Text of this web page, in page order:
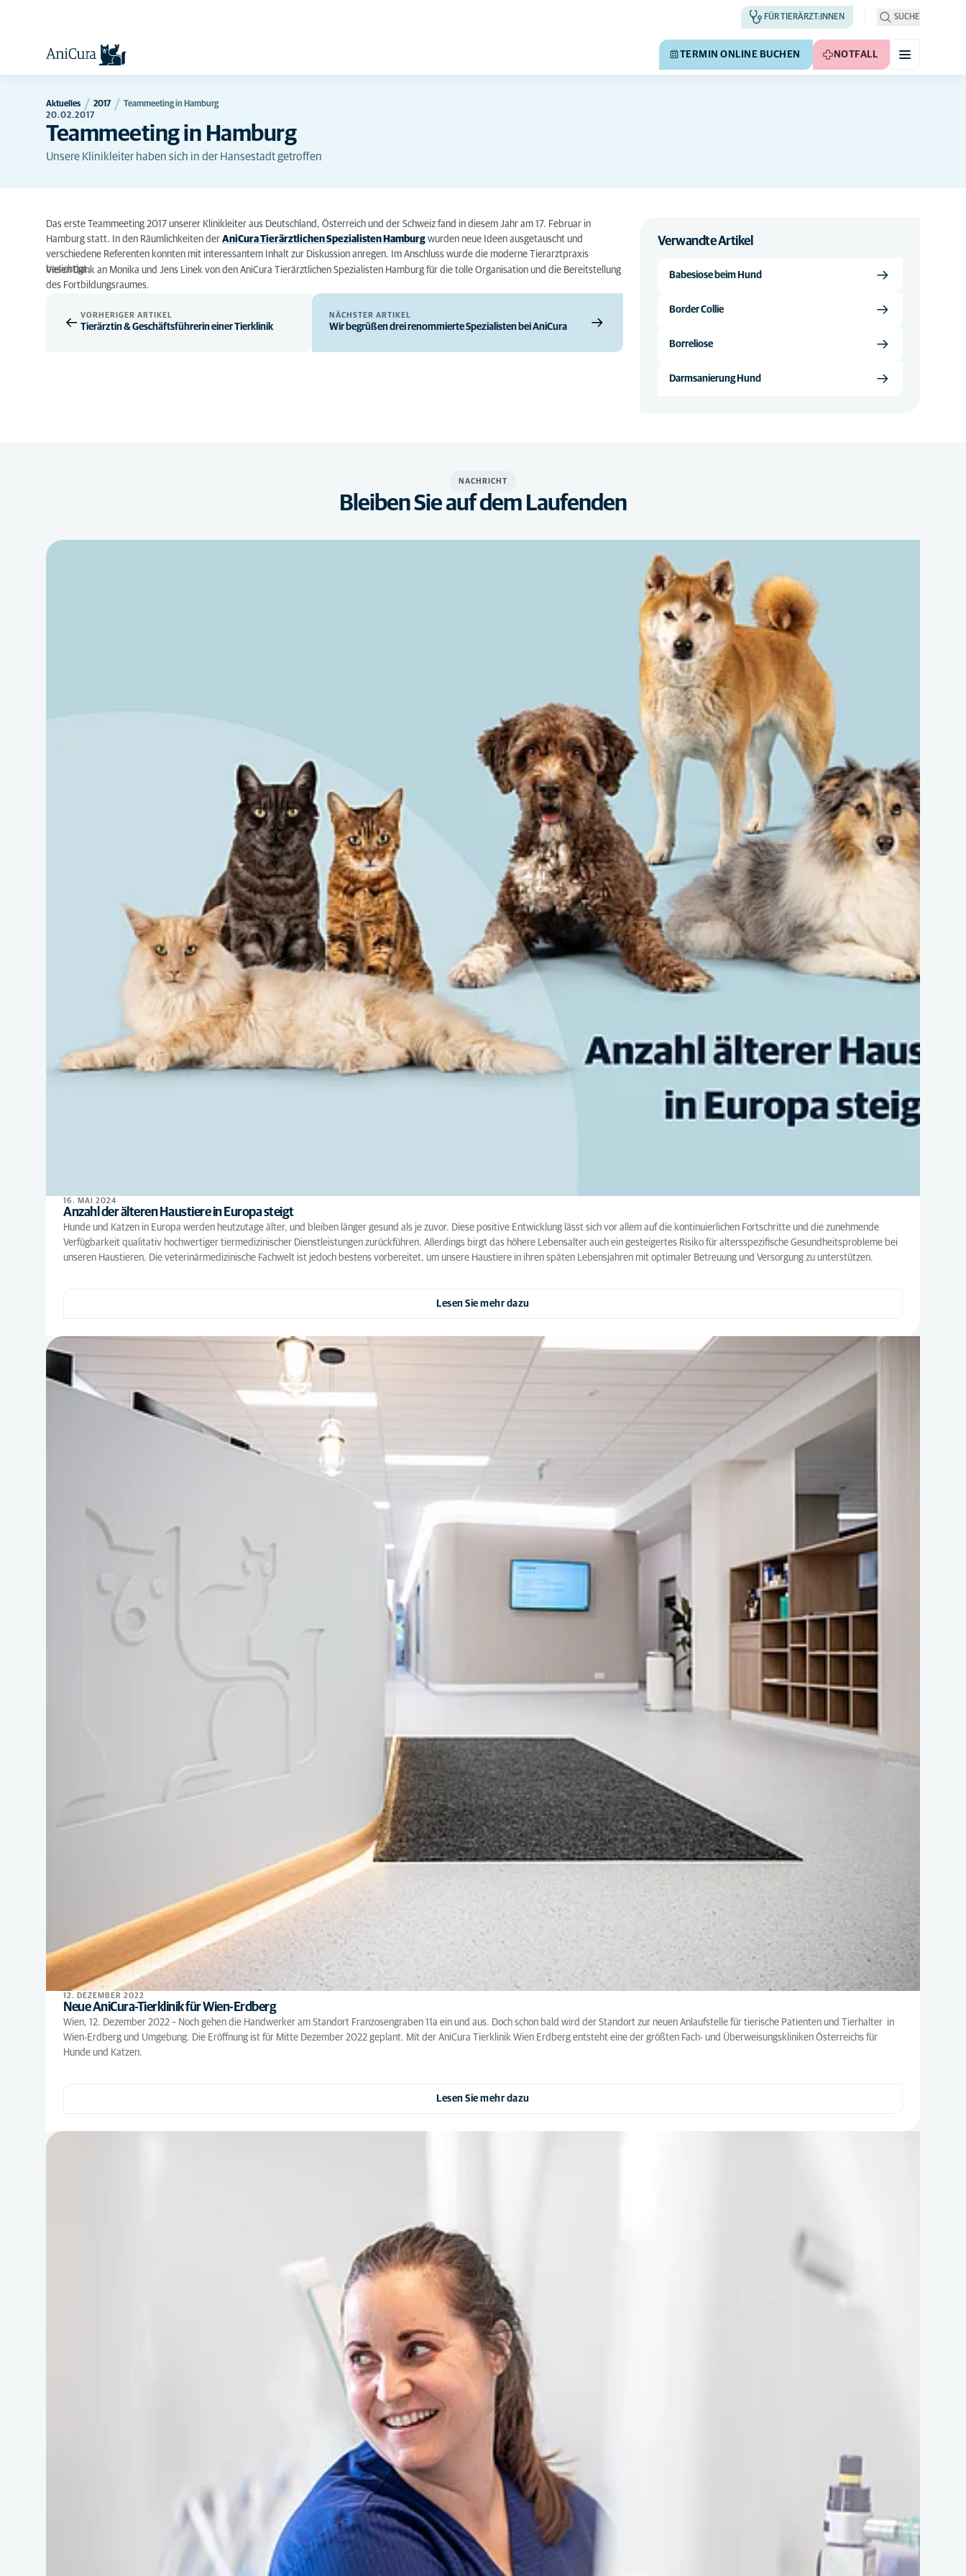
FÜR TIERÄRZT:INNEN SUCHE
TERMIN ONLINE BUCHEN NOTFALL
Aktuelles 2017
Teammeeting in Hamburg
20.02.2017
Teammeeting in Hamburg
Unsere Klinikleiter haben sich in der Hansestadt getroffen
Das erste Teammeeting 2017 unserer Klinikleiter aus Deutschland, Österreich und der Schweiz fand in diesem Jahr am 17. Februar in
Hamburg statt. In den Räumlichkeiten der AniCura Tierärztlichen Spezialisten Hamburg wurden neue Ideen ausgetauscht und
verschiedene Referenten konnten mit interessantem Inhalt zur Diskussion anregen. Im Anschluss wurde die moderne Tierarztpraxis
besichtigt.
Vielen Dank an Monika und Jens Linek von den AniCura Tierärztlichen Spezialisten Hamburg für die tolle Organisation und die Bereitstellung
des Fortbildungsraumes.
VORHERIGER ARTIKEL
Tierärztin & Geschäftsführerin einer Tierklinik
NÄCHSTER ARTIKEL
Wir begrüßen drei renommierte Spezialisten bei AniCura
Verwandte Artikel
Babesiose beim Hund
Border Collie
Borreliose
Darmsanierung Hund
NACHRICHT
Bleiben Sie auf dem Laufenden
16. MAI 2024
Anzahl der älteren Haustiere in Europa steigt
Hunde und Katzen in Europa werden heutzutage älter, und bleiben länger gesund als je zuvor. Diese positive Entwicklung lässt sich vor allem auf die kontinuierlichen Fortschritte und die zunehmende
Verfügbarkeit qualitativ hochwertiger tiermedizinischer Dienstleistungen zurückführen. Allerdings birgt das höhere Lebensalter auch ein gesteigertes Risiko für altersspezifische Gesundheitsprobleme bei
unseren Haustieren. Die veterinärmedizinische Fachwelt ist jedoch bestens vorbereitet, um unsere Haustiere in ihren späten Lebensjahren mit optimaler Betreuung und Versorgung zu unterstützen.
Lesen Sie mehr dazu
12. DEZEMBER 2022
Neue AniCura-Tierklinik für Wien-Erdberg
Wien, 12. Dezember 2022 – Noch gehen die Handwerker am Standort Franzosengraben 11a ein und aus. Doch schon bald wird der Standort zur neuen Anlaufstelle für tierische Patienten und Tierhalter in
Wien-Erdberg und Umgebung. Die Eröffnung ist für Mitte Dezember 2022 geplant. Mit der AniCura Tierklinik Wien Erdberg entsteht eine der größten Fach- und Überweisungskliniken Österreichs für
Hunde und Katzen.
Lesen Sie mehr dazu